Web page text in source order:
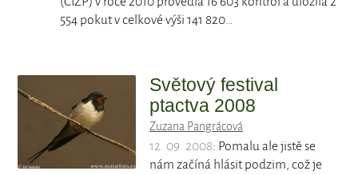
554 pokut v celkové výši 141 820…
Světový festival
ptactva 2008
Zuzana Pangrácová
12. 09. 2008: Pomalu ale jistě se
nám začíná hlásit podzim, což je